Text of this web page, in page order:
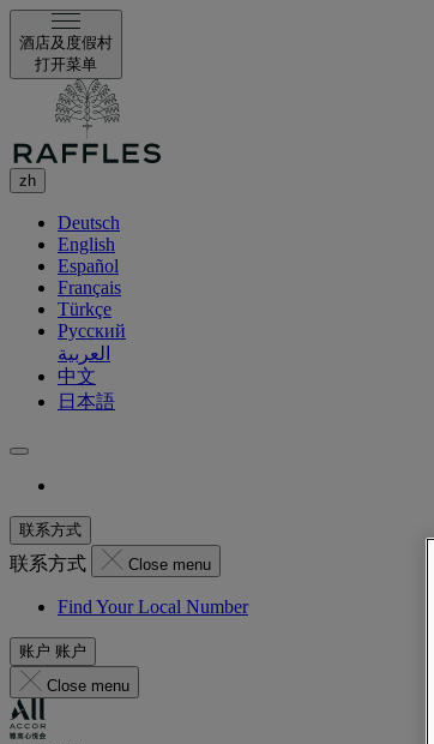
酒店及度假村
打开菜单
zh
Deutsch
English
Español
Français
Türkçe
Русский
العربية
中文
日本語
联系方式
联系方式 Close menu
Find Your Local Number
账户 账户
Close menu